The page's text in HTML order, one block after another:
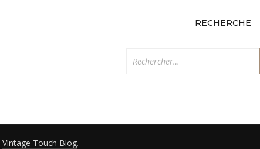
RECHERCHE
Vintage Touch Blog.